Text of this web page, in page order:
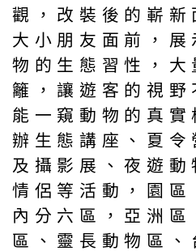
觀，改裝後的嶄新
大小朋友面前，展
物的生態習性，大
籬，讓遊客的視野
能一窺動物的真實
辦生態講座、夏令
及攝影展、夜遊動
情侶等活動，園
內分六區，亞洲區
區、靈長動物區、